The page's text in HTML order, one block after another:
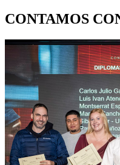
CONTAMOS